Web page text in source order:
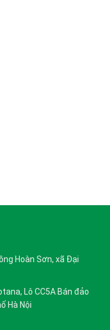
Hoàn Sơn, xã Đại
Lô CC5A Bán đảo
Hà Nội